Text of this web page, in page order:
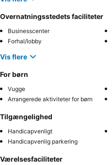
Overnatningsstedets faciliteter
Businesscenter
Forhal/lobby
Vis flere
For børn
Vugge
Arrangerede aktiviteter for børn
Tilgængelighed
Handicapvenligt
Handicapvenlig parkering
Værelsesfaciliteter